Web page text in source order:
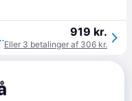
Gavesæt til mænd 919 kr.
Eller 3 betalinger af 306 kr.